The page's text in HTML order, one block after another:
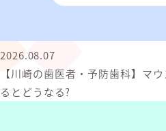
2026.08.07
【川崎の歯医者・予防歯科】マ
るとどうなる?